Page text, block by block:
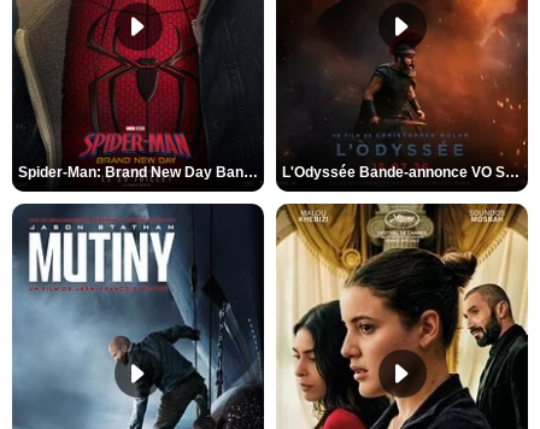
Spider-Man: Brand New Day Bande-annonce VO STFR L'Odyssée Bande-annonce VO STFR